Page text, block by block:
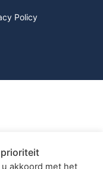
Policy
u akkoord met het